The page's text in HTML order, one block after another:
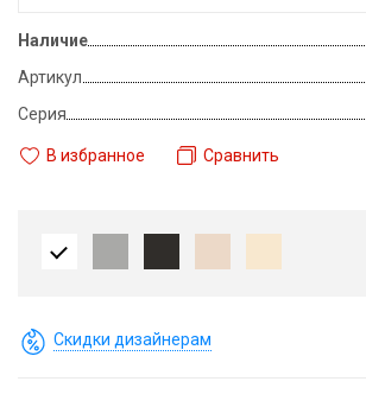
Наличие
Артикул
Серия
В избранное Сравнить
Скидки дизайнерам